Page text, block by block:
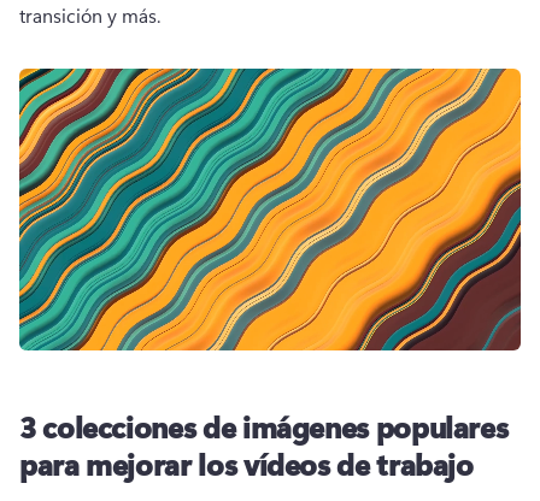
transición y más.
3 colecciones de imágenes populares
para mejorar los vídeos de trabajo